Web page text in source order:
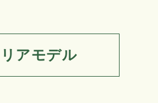
アモデル